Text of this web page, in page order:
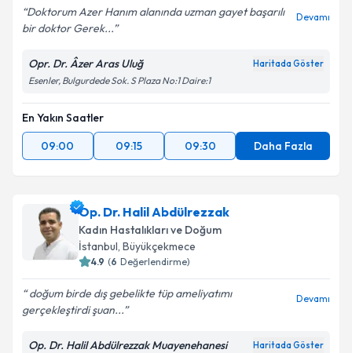
Doktorum Azer Hanım alanında uzman gayet başarılı
bir doktor Gerek...
Devamı
Opr. Dr. Âzer Aras Uluğ Haritada Göster
Esenler, Bulgurdede Sok. S Plaza No:1 Daire:1
En Yakın Saatler
09:00
09:15 09:30 Daha Fazla
Op. Dr. Halil Abdülrezzak
Kadın Hastalıkları ve Doğum
İstanbul, Büyükçekmece
4.9 (6 Değerlendirme)
doğum birde dış gebelikte tüp ameliyatımı
gerçekleştirdi şuan...
Devamı
Op. Dr. Halil Abdülrezzak Muayenehanesi Haritada Göster